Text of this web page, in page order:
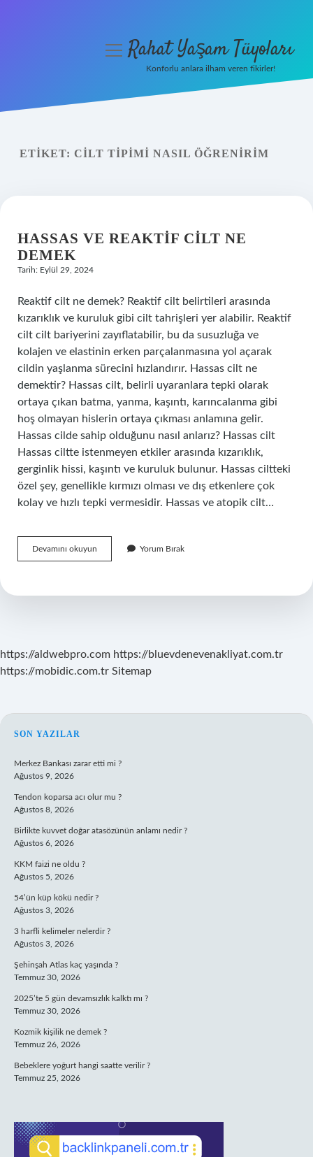
Yasal Uyarı
menüyüRahat Yaşam Tüyoları
Konforlu anlara ilham veren fikirler!
ETIKET: CILT TIPIMI NASIL ÖĞRENIRIM
HASSAS VE REAKTIF CILT NE
DEMEK
Tarih: Eylül 29, 2024
Reaktif cilt ne demek? Reaktif cilt belirtileri arasında
kızarıklık ve kuruluk gibi cilt tahrişleri yer alabilir. Reaktif
cilt cilt bariyerini zayıflatabilir, bu da susuzluğa ve
kolajen ve elastinin erken parçalanmasına yol açarak
cildin yaşlanma sürecini hızlandırır. Hassas cilt ne
demektir? Hassas cilt, belirli uyaranlara tepki olarak
ortaya çıkan batma, yanma, kaşıntı, karıncalanma gibi
hoş olmayan hislerin ortaya çıkması anlamına gelir.
Hassas cilde sahip olduğunu nasıl anlarız? Hassas cilt
Hassas ciltte istenmeyen etkiler arasında kızarıklık,
gerginlik hissi, kaşıntı ve kuruluk bulunur. Hassas ciltteki
özel şey, genellikle kırmızı olması ve dış etkenlere çok
kolay ve hızlı tepki vermesidir. Hassas ve atopik cilt…
Devamını okuyun
Ve
Ne
Yorum Bırak
https://aldwebpro.com https://bluevdenevenakliyat.com.tr
https://mobidic.com.tr Sitemap
SIDEBAR
SON YAZILAR
Merkez Bankası zarar etti mi ?
Ağustos 9, 2026
Tendon koparsa acı olur mu ?
Ağustos 8, 2026
Birlikte kuvvet doğar atasözünün anlamı nedir ?
Ağustos 6, 2026
KKM faizi ne oldu ?
Ağustos 5, 2026
54’ün küp kökü nedir ?
Ağustos 3, 2026
3 harfli kelimeler nelerdir ?
Ağustos 3, 2026
Şehinşah Atlas kaç yaşında ?
Temmuz 30, 2026
2025’te 5 gün devamsızlık kalktı mı ?
Temmuz 30, 2026
Kozmik kişilik ne demek ?
Temmuz 26, 2026
Bebeklere yoğurt hangi saatte verilir ?
Temmuz 25, 2026